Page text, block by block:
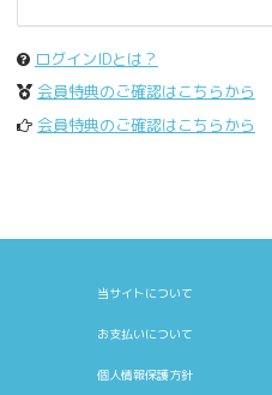
ログインIDとは？
会員特典のご確認はこちらから
会員特典のご確認はこちらから
当サイトについて
お支払いについて
個人情報保護方針